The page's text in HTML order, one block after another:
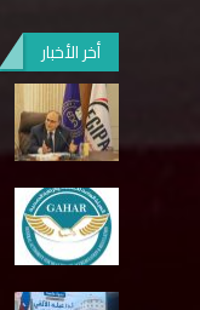
أخر الأخبار